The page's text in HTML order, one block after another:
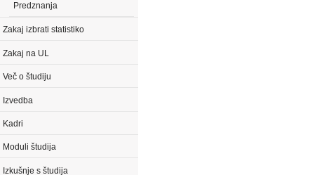
Predznanja
Zakaj izbrati statistiko
Zakaj na UL
Več o študiju
Izvedba
Kadri
Moduli študija
Izkušnje s študija